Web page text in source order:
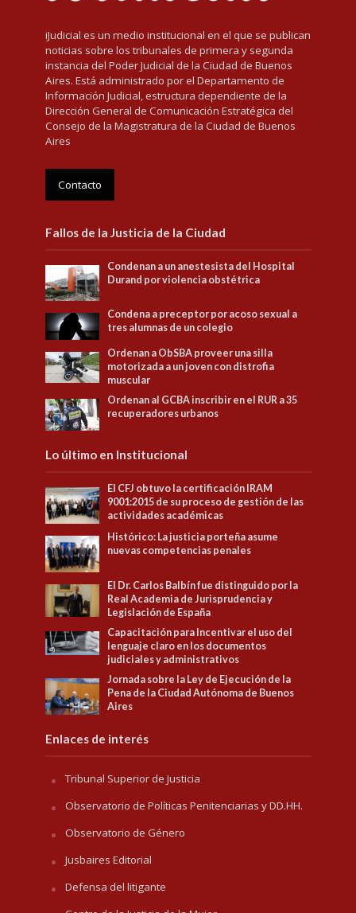
iJudicial es un medio institucional en el que se publican
noticias sobre los tribunales de primera y segunda
instancia del Poder Judicial de la Ciudad de Buenos
Aires. Está administrado por el Departamento de
Información Judicial, estructura dependiente de la
Dirección General de Comunicación Estratégica del
Consejo de la Magistratura de la Ciudad de Buenos
Aires
Contacto
Fallos de la Justicia de la Ciudad
Condenan a un anestesista del Hospital
Durand por violencia obstétrica
Condena a preceptor por acoso sexual a
tres alumnas de un colegio
Ordenan a ObSBA proveer una silla
motorizada a un joven con distrofia
muscular
Ordenan al GCBA inscribir en el RUR a 35
recuperadores urbanos
Lo último en Institucional
El CFJ obtuvo la certificación IRAM
9001:2015 de su proceso de gestión de las
actividades académicas
Histórico: La justicia porteña asume
nuevas competencias penales
El Dr. Carlos Balbín fue distinguido por la
Real Academia de Jurisprudencia y
Legislación de España
Capacitación para Incentivar el uso del
lenguaje claro en los documentos
judiciales y administrativos
Jornada sobre la Ley de Ejecución de la
Pena de la Ciudad Autónoma de Buenos
Aires
Enlaces de interés
Tribunal Superior de Justicia
Observatorio de Políticas Penitenciarias y DD.HH.
Observatorio de Género
Jusbaires Editorial
Defensa del litigante